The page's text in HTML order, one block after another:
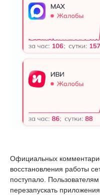
Официальных
восстановления работы
поступало.
перезапускать